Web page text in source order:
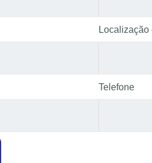
Telefone